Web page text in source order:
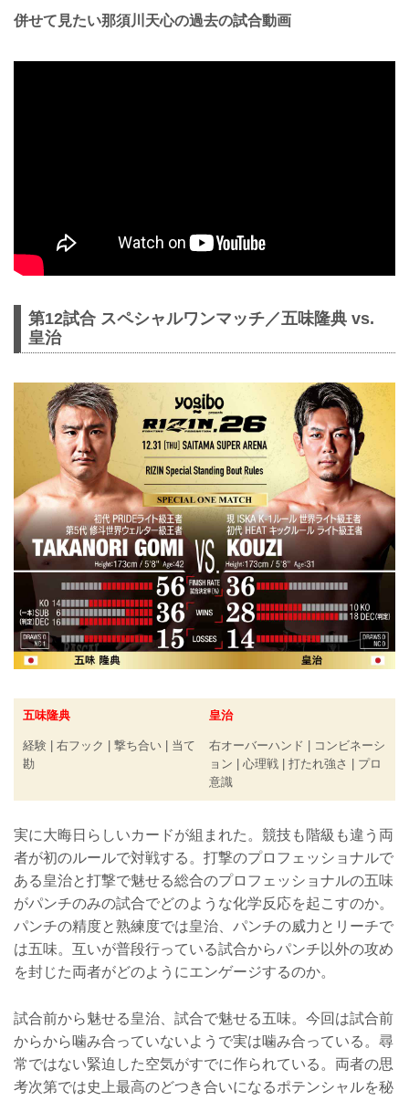
併せて見たい那須川天心の過去の試合動画
第12試合 スペシャルワンマッチ／五味隆典 vs.
皇治
五味隆典
経験 | 右フック | 撃ち合い | 当て
勘
皇治
右オーバーハンド | コンビネーシ
ョン | 心理戦 | 打たれ強さ | プロ
意識
実に大晦日らしいカードが組まれた。競技も階級も違う両
者が初のルールで対戦する。打撃のプロフェッショナルで
ある皇治と打撃で魅せる総合のプロフェッショナルの五味
がパンチのみの試合でどのような化学反応を起こすのか。
パンチの精度と熟練度では皇治、パンチの威力とリーチで
は五味。互いが普段行っている試合からパンチ以外の攻め
を封じた両者がどのようにエンゲージするのか。
試合前から魅せる皇治、試合で魅せる五味。今回は試合前
からから噛み合っていないようで実は噛み合っている。尋
常ではない緊迫した空気がすでに作られている。両者の思
考次第では史上最高のどつき合いになるポテンシャルを秘